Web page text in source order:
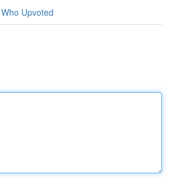
Who Upvoted